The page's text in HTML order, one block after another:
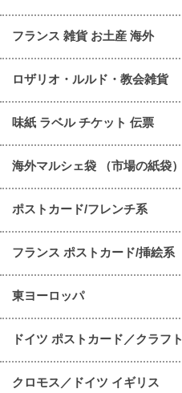
フランス 雑貨 お土産 海外
ロザリオ・ルルド・教会雑貨
味紙 ラベル チケット 伝票
海外マルシェ袋 （市場の紙袋）
ポストカード/フレンチ系
フランス ポストカード/挿絵系
東ヨーロッパ
ドイツ ポストカード／クラフト
クロモス／ドイツ イギリス